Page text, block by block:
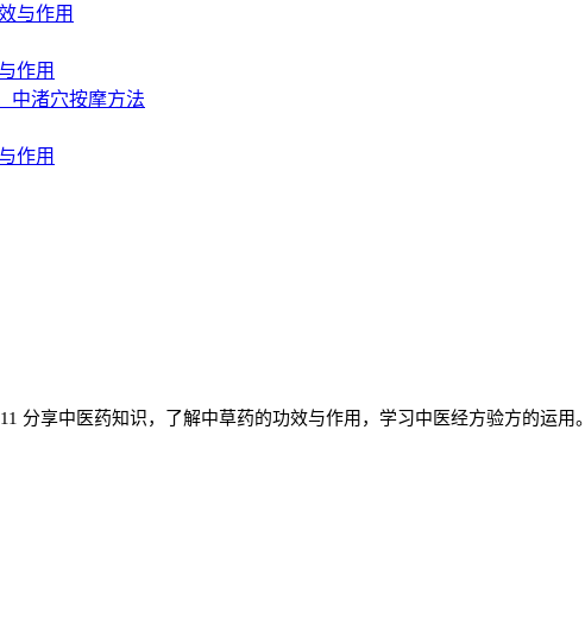
与作用
作用
中渚穴按摩方法
作用
分享中医药知识，了解中草药的功效与作用，学习中医经方验方的运用。